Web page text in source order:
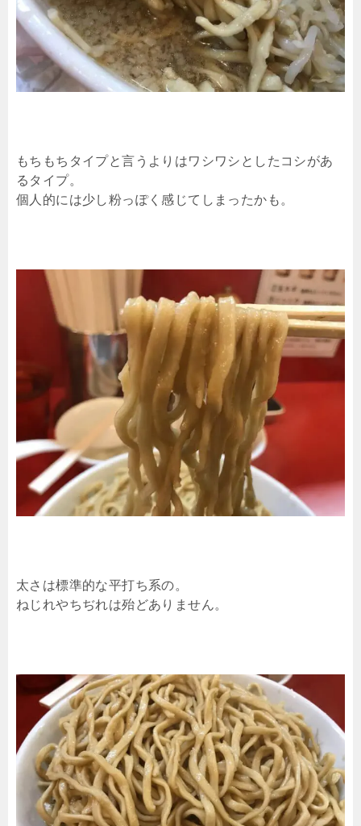
もちもちタイプと言うよりはワシワシとしたコシがあ
るタイプ。
個人的には少し粉っぽく感じてしまったかも。
太さは標準的な平打ち系の。
ねじれやちぢれは殆どありません。